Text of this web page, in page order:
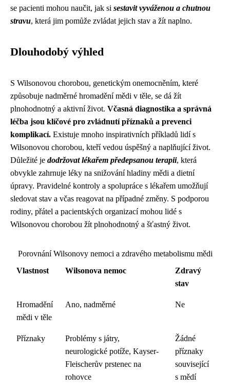
se pacienti mohou naučit, jak si sestavit vyváženou a chutnou
stravu, která jim pomůže zvládat jejich stav a žít naplno.
Dlouhodobý výhled
S Wilsonovou chorobou, genetickým onemocněním, které
způsobuje nadměrné hromadění mědi v těle, se dá žít
plnohodnotný a aktivní život. Včasná diagnostika a správná
léčba jsou klíčové pro zvládnutí příznaků a prevenci
komplikací. Existuje mnoho inspirativních příkladů lidí s
Wilsonovou chorobou, kteří vedou úspěšný a naplňující život.
Důležité je dodržovat lékařem předepsanou terapii, která
obvykle zahrnuje léky na snižování hladiny mědi a dietní
úpravy. Pravidelné kontroly a spolupráce s lékařem umožňují
sledovat stav a včas reagovat na případné změny. S podporou
rodiny, přátel a pacientských organizací mohou lidé s
Wilsonovou chorobou žít plnohodnotný a šťastný život.
Porovnání Wilsonovy nemoci a zdravého metabolismu mědi
Vlastnost
Wilsonova nemoc
Zdravý
stav
Hromadění
mědi v těle
Ano, nadměrné Ne
Příznaky
Problémy s játry,
neurologické potíže, Kayser-
Fleischerův prstenec na
rohovce
Žádné
příznaky
související
s mědí